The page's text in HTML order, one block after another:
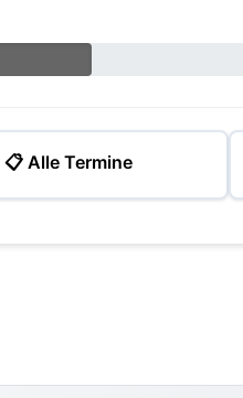
📋 Alle Termine